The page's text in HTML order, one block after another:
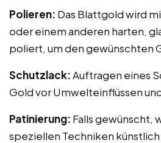
Polieren: Das Blattgold wird
oder einem anderen harten,
poliert, um den gewünschten
Schutzlack:Auftragen eines
Gold vor Umwelteinflüssen
Patinierung: Falls gewünscht,
speziellen Techniken